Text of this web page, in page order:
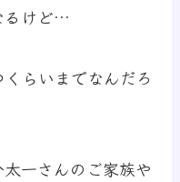
るけど…
らいまでなんだろ
一さんのご家族や